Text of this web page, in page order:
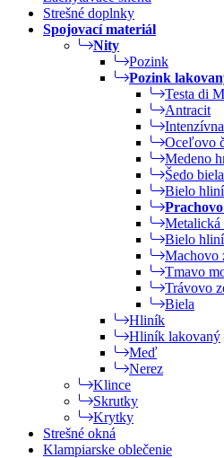
Strešné doplnky
Spojovací materiál
Nity
Pozink
Pozink
Testa di
Antracit
Oceľovo
Medeno
Šedo biela
Bielo
Prachovo
Metalická
Bielo
Machovo
Tmavo
Trávovo
Biela
Hliník
Hliník lakovaný
Meď
Nerez
Klince
Skrutky
Krytky
Strešné okná
Klampiarske oblečenie